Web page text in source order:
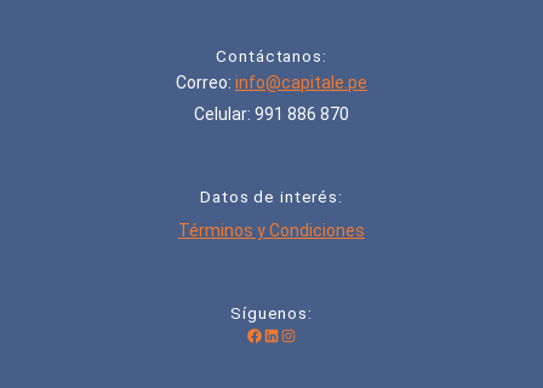
Contáctanos:
Correo: info@capitale.pe
Celular: 991 886 870
Datos de interés:
Términos y Condiciones
Síguenos:
Facebook
LinkedIn
Instagram